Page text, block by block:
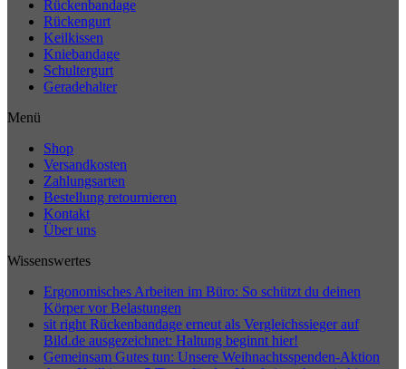
Rückenbandage
Rückengurt
Keilkissen
Kniebandage
Schultergurt
Geradehalter
Menü
Shop
Versandkosten
Zahlungsarten
Bestellung retournieren
Kontakt
Über uns
Wissenswertes
Ergonomisches Arbeiten im Büro: So schützt du deinen
Körper vor Belastungen
sit right Rückenbandage erneut als Vergleichssieger auf
Bild.de ausgezeichnet: Haltung beginnt hier!
Gemeinsam Gutes tun: Unsere Weihnachtsspenden-Aktion